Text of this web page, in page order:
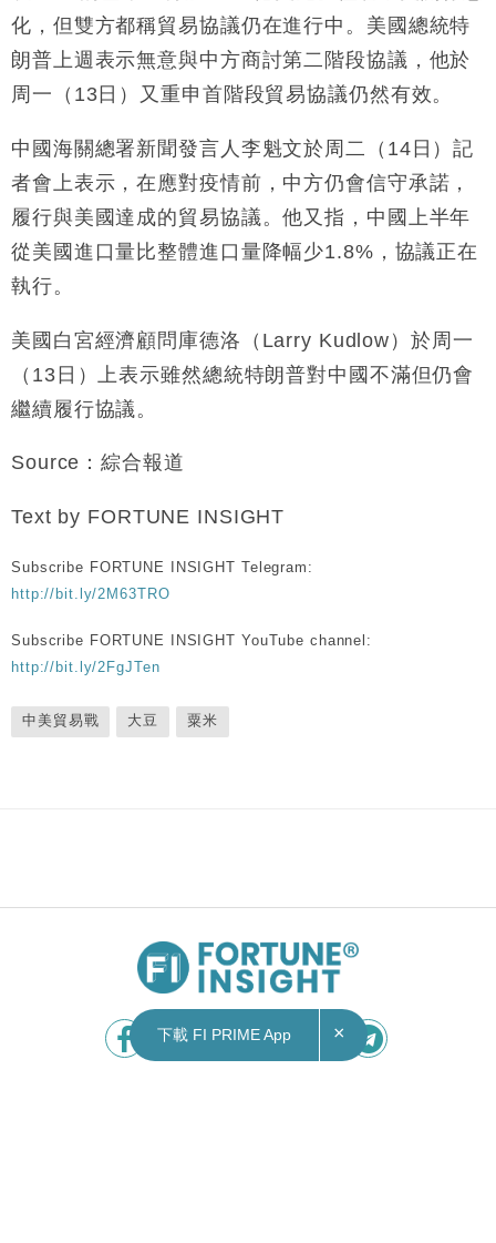
化，但雙方都稱貿易協議仍在進行中。美國總統特
朗普上週表示無意與中方商討第二階段協議，他於
周一（13日）又重申首階段貿易協議仍然有效。
中國海關總署新聞發言人李魁文於周二（14日）記
者會上表示，在應對疫情前，中方仍會信守承諾，
履行與美國達成的貿易協議。他又指，中國上半年
從美國進口量比整體進口量降幅少1.8%，協議正在
執行。
美國白宮經濟顧問庫德洛（Larry Kudlow）於周一
（13日）上表示雖然總統特朗普對中國不滿但仍會
繼續履行協議。
Source：綜合報道
Text by FORTUNE INSIGHT
Subscribe FORTUNE INSIGHT Telegram:
http://bit.ly/2M63TRO
Subscribe FORTUNE INSIGHT YouTube channel:
http://bit.ly/2FgJTen
中美貿易戰 大豆 粟米
下載 FI PRIME App ×